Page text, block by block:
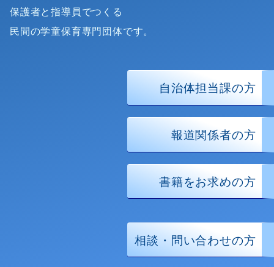
保護者と指導員でつくる
民間の学童保育専門団体です。
自治体担当課の方
報道関係者の方
書籍をお求めの方
相談・問い合わせの方